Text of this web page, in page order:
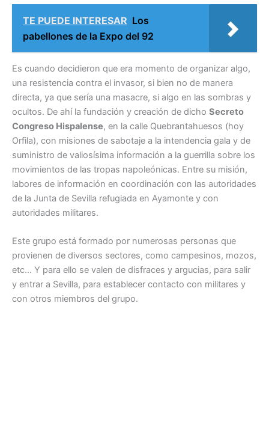
TE PUEDE INTERESAR Los
pabellones de la Expo del 92
Es cuando decidieron que era momento de organizar algo,
una resistencia contra el invasor, si bien no de manera
directa, ya que sería una masacre, si algo en las sombras y
ocultos. De ahí la fundación y creación de dicho Secreto
Congreso Hispalense, en la calle Quebrantahuesos (hoy
Orfila), con misiones de sabotaje a la intendencia gala y de
suministro de valiosísima información a la guerrilla sobre los
movimientos de las tropas napoleónicas. Entre su misión,
labores de información en coordinación con las autoridades
de la Junta de Sevilla refugiada en Ayamonte y con
autoridades militares.
Este grupo está formado por numerosas personas que
provienen de diversos sectores, como campesinos, mozos,
etc… Y para ello se valen de disfraces y argucias, para salir
y entrar a Sevilla, para establecer contacto con militares y
con otros miembros del grupo.